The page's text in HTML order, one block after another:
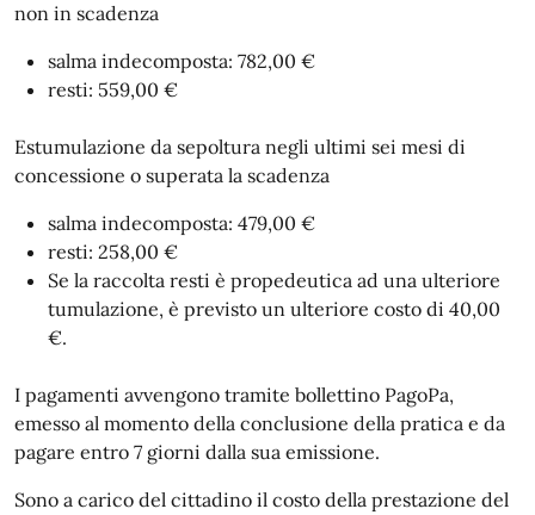
non in scadenza
salma indecomposta: 782,00 €
resti: 559,00 €
Estumulazione da sepoltura negli ultimi sei mesi di
concessione o superata la scadenza
salma indecomposta: 479,00 €
resti: 258,00 €
Se la raccolta resti è propedeutica ad una ulteriore
tumulazione, è previsto un ulteriore costo di 40,00
€.
I pagamenti avvengono tramite bollettino PagoPa,
emesso al momento della conclusione della pratica e da
pagare entro 7 giorni dalla sua emissione.
Sono a carico del cittadino il costo della prestazione del